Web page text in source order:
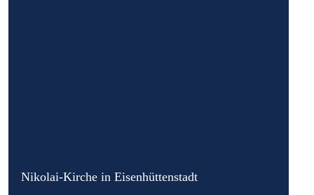
Nikolai-Kirche in Eisenhüttenstadt